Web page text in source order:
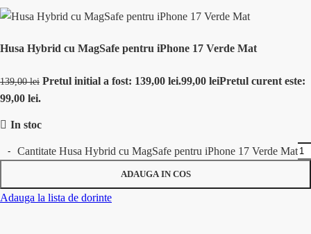
Husa Hybrid cu MagSafe pentru iPhone 17 Verde Mat
139,00lei Pretul initial a fost: 139,00 lei.99,00 leiPretul curent este:
99,00 lei.
In stoc
Cantitate Husa Hybrid cu MagSafe pentru iPhone 17 Verde Mat
ADAUGA IN COS
Adauga la lista de dorinte